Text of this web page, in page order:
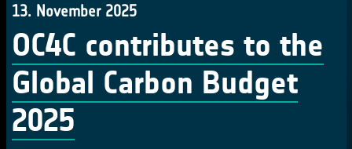
13. November 2025
OC4C contributes to the
Global Carbon Budget
2025